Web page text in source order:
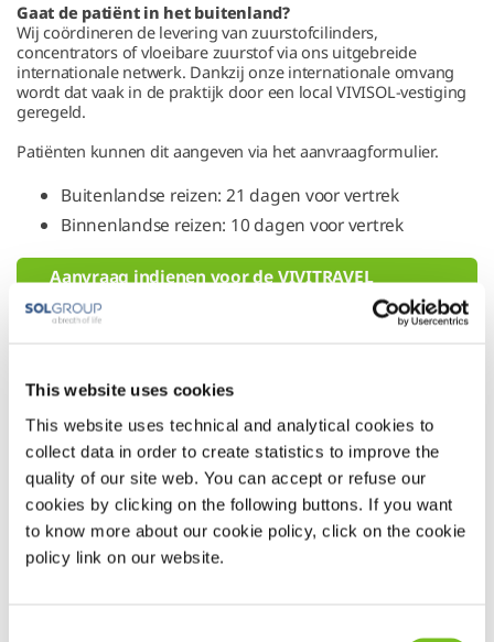
This website uses cookies
This website uses technical and analytical cookies to
collect data in order to create statistics to improve the
quality of our site web. You can accept or refuse our
cookies by clicking on the following buttons. If you want
to know more about our cookie policy, click on the cookie
policy link on our website.
Gaat de patiënt in het buitenland?
Wij coördineren de levering van zuurstofcilinders,
concentrators of vloeibare zuurstof via ons uitgebreide
internationale netwerk. Dankzij onze internationale omvang
wordt dat vaak in de praktijk door een local VIVISOL-vestiging
geregeld.
Patiënten kunnen dit aangeven via het aanvraagformulier.
Buitenlandse reizen: 21 dagen voor vertrek
Binnenlandse reizen: 10 dagen voor vertrek
Aanvraag indienen voor de VIVITRAVEL
service